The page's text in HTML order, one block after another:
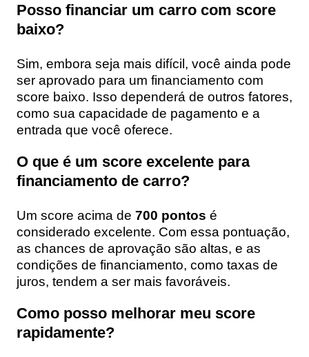
Posso financiar um carro com score
baixo?
Sim, embora seja mais difícil, você ainda pode
ser aprovado para um financiamento com
score baixo. Isso dependerá de outros fatores,
como sua capacidade de pagamento e a
entrada que você oferece.
O que é um score excelente para
financiamento de carro?
Um score acima de 700 pontos é
considerado excelente. Com essa pontuação,
as chances de aprovação são altas, e as
condições de financiamento, como taxas de
juros, tendem a ser mais favoráveis.
Como posso melhorar meu score
rapidamente?